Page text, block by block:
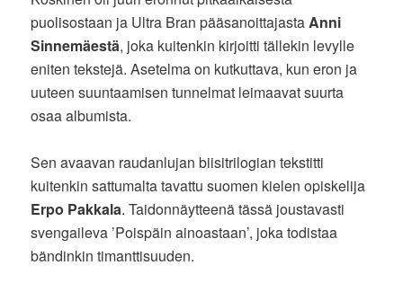
puolisostaan ja Ultra Bran pääsanoittajastaAnni
Sinnemäestä, joka kuitenkin kirjoitti tällekin levylle
eniten tekstejä. Asetelma on kutkuttava, kun eron ja
uuteen suuntaamisen tunnelmat leimaavat suurta
osaa albumista.
Sen avaavan raudanlujan biisitrilogian tekstitti
kuitenkin sattumalta tavattu suomen kielen opiskelija
Erpo Pakkala. Taidonnäytteenä tässä joustavasti
svengaileva ’Poispäin ainoastaan’, joka todistaa
bändinkin timanttisuuden.